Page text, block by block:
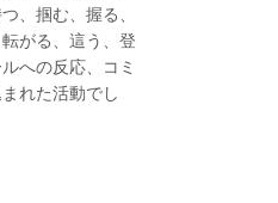
、掴む、握る、
がる、這う、登
への反応、コミ
れた活動でし